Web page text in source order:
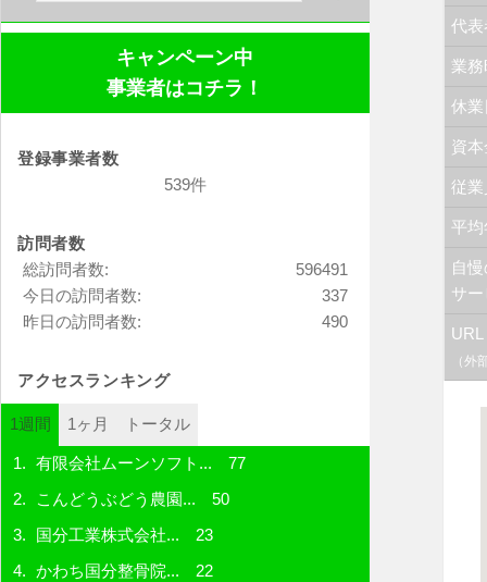
索:
キャンペーン中
事業者はコチラ！
登録事業者数
539件
訪問者数
596491
総訪問者数:
337
今日の訪問者数:
490
昨日の訪問者数:
アクセスランキング
1週間 1ヶ月 トータル
有限会社ムーンソフト... 77
こんどうぶどう農園... 50
国分工業株式会社... 23
かわち国分整骨院... 22
代
業
休業
資本
従業
平均
自
サ
URL
（外